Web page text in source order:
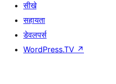
सीखे
सहायता
डेवलपर्स
WordPress.TV ↗